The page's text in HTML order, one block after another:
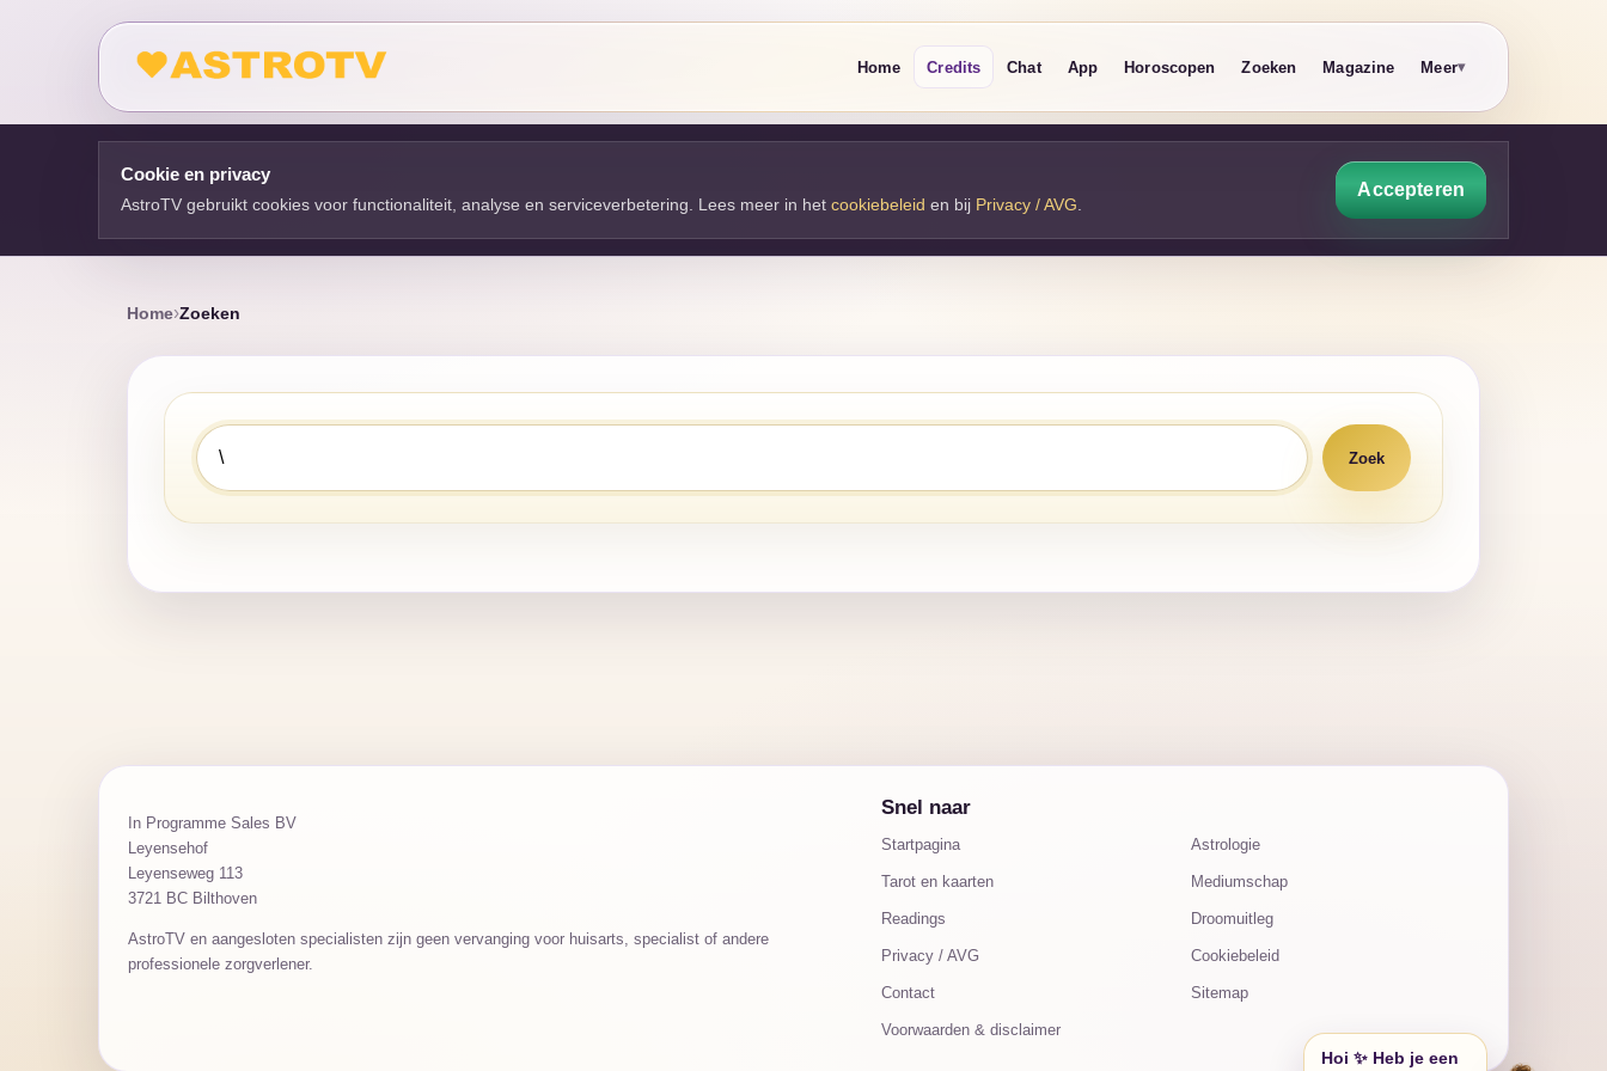
Home Credits Chat App Horoscopen Zoeken Magazine Meer
Cookie en privacy
AstroTV gebruikt cookies voor functionaliteit, analyse en serviceverbetering. Lees meer in het cookiebeleid en bij Privacy / AVG
Accepteren
Home Zoeken
In Programme Sales BV
Leyensehof
Leyenseweg 113
3721 BC Bilthoven
AstroTV en aangesloten specialisten zijn geen vervanging voor huisarts, specialist of andere
professionele zorgverlener.
Snel naar
Startpagina Astrologie
Tarot en kaarten Mediumschap
Readings Droomuitleg
Privacy / AVG Cookiebeleid
Contact Sitemap
Voorwaarden & disclaimer
Hoi ✨ Heb je een